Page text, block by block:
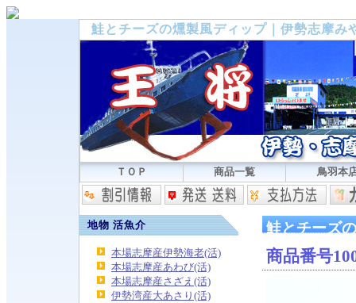
鮭とチーズの燻製風ディップ｜伊勢志摩み
ＴＯＰ 商品一覧 鳥羽本
地物 活魚介
本場志摩産伊勢海老(活)
本場志摩産あわび(活)
本場志摩産さざえ(活)
伊勢湾産大あさり(活)
鮭とチーズ
商品番号